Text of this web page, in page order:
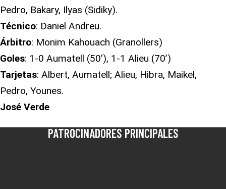
Pedro, Bakary, Ilyas (Sidiky).
Técnico: Daniel Andreu.
Árbitro: Monim Kahouach (Granollers)
Goles: 1-0 Aumatell (50’), 1-1 Alieu (70’)
Tarjetas: Albert, Aumatell; Alieu, Hibra, Maikel,
Pedro, Younes.
José Verde
PATROCINADORES PRINCIPALES